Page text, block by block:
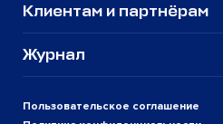
Пользовательское соглашение
Клиентам и партнёрам
Журнал